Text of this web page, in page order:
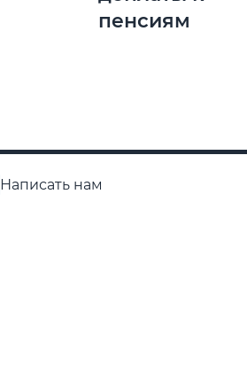
пенсиям
Написать нам